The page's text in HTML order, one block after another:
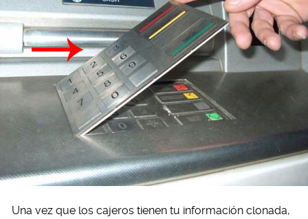
Una vez que los cajeros tienen tu información clonada,